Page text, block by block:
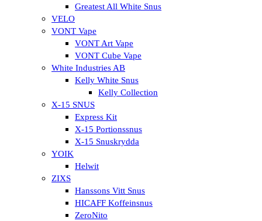
Greatest All White Snus
VELO
VONT Vape
VONT Art Vape
VONT Cube Vape
White Industries AB
Kelly White Snus
Kelly Collection
X-15 SNUS
Express Kit
X-15 Portionssnus
X-15 Snuskrydda
YOIK
Helwit
ZIXS
Hanssons Vitt Snus
HICAFF Koffeinsnus
ZeroNito